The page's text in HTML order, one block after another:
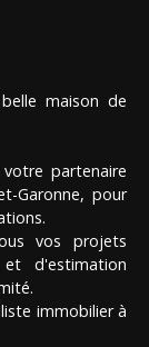
maison de
partenaire
Garonne, pour
vos projets
d'estimation
immobilier à